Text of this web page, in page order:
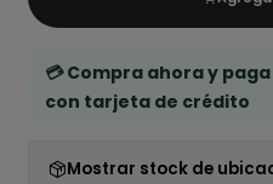
💳 Compra ahora y
con tarjeta de crédito
Mostrar stock de